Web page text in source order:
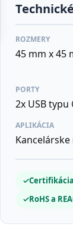
ROZMERY
45 mm x 45
PORTY
2x USB typu
APLIKÁCIA
✓Certifikácia
✓RoHS a